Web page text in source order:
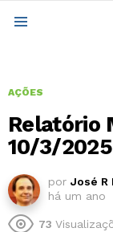
AÇÕES
Relatório
10/3/2025
por José R
há um ano
73